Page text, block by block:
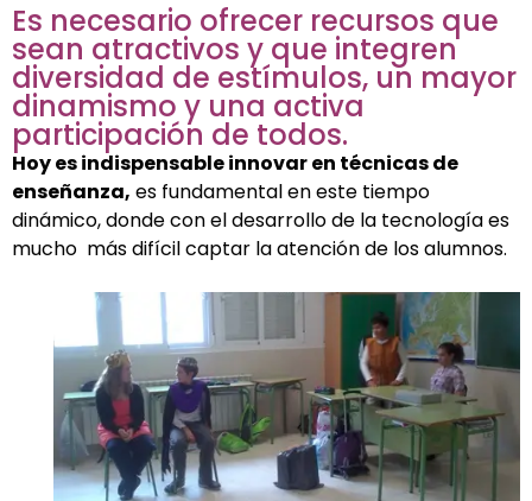
Es necesario ofrecer recursos que
sean atractivos y que integren
diversidad de estímulos, un mayor
dinamismo y una activa
participación de todos.
Hoy es indispensable innovar en técnicas de
enseñanza, es fundamental en este tiempo
dinámico, donde con el desarrollo de la tecnología es
mucho más difícil captar la atención de los alumnos.